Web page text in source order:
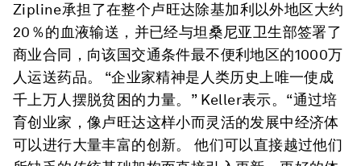
Zipline承担了在整个卢旺达除基加利以外地区大约
20％的血液输送，并已经与坦桑尼亚卫生部签署了
商业合同，向该国交通条件最不便利地区的1000万
人运送药品。 “企业家精神是人类历史上唯一使成
千上万人摆脱贫困的力量。” Keller表示。“通过培
育创业家，像卢旺达这样小而灵活的发展中经济体
可以进行大量丰富的创新。 他们可以直接越过他们